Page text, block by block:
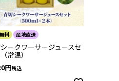
料 産地直送
ークワーサージュースセ
常温）
税込